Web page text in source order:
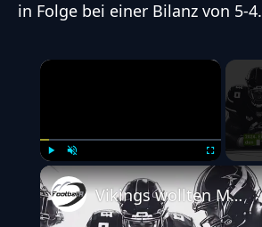
in Folge bei einer Bilanz von 5-4.
×
Play Unmute Fullscreen
Vikings wollten Malik Nabers verpflichten und Justin Jefferson traden